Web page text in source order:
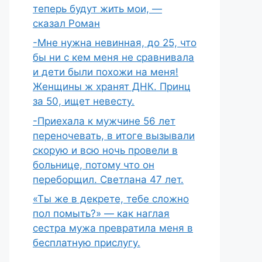
теперь будут жить мои, —
сказал Роман
-Мне нужна невинная, до 25, что
бы ни с кем меня не сравнивала
и дети были похожи на меня!
Женщины ж хранят ДНК. Принц
за 50, ищет невесту.
-Приехала к мужчине 56 лет
переночевать, в итоге вызывали
скорую и всю ночь провели в
больнице, потому что он
переборщил. Светлана 47 лет.
«Ты же в декрете, тебе сложно
пол помыть?» — как наглая
сестра мужа превратила меня в
бесплатную прислугу.